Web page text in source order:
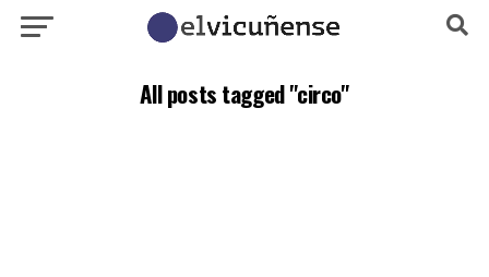
All posts tagged "circo"